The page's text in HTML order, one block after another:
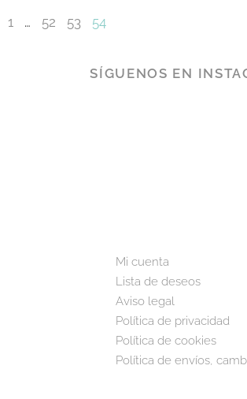
1 … 52 53 54
SÍGUENOS EN
Mi cuenta
Lista de deseos
Aviso legal
Política de privacidad
Política de cookies
Política de envíos,